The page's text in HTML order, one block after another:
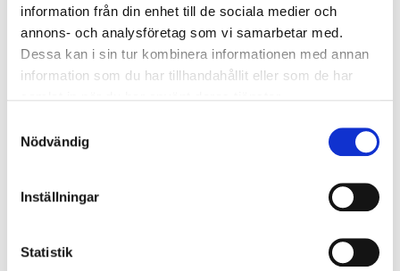
information från din enhet till de sociala medier och
annons- och analysföretag som vi samarbetar med.
Dessa kan i sin tur kombinera informationen med annan
information som du har tillhandahållit eller som de har
Nödvändig
Inställningar
Statistik
du kan vända låskolven med ett enkelt handgrepp.
Måttet du väljer vid beställning är
(BxH) och
"hålet" där enheten kommer att placeras.
(minus)